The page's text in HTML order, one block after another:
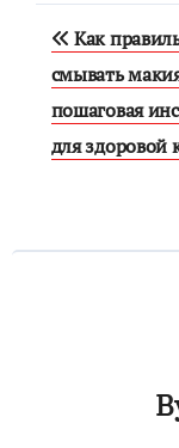
по
Как
смывать
пошаговая
для здоровой